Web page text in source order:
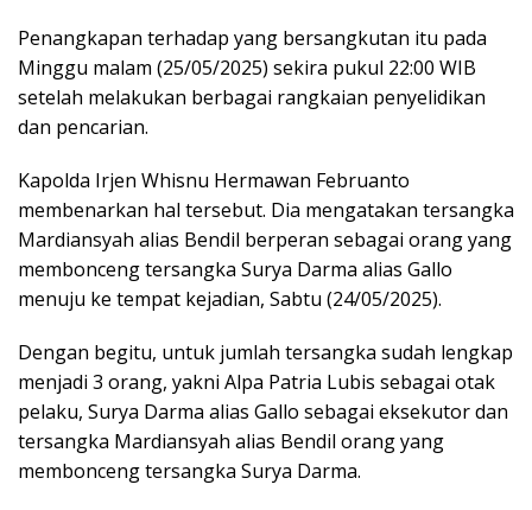
Penangkapan terhadap yang bersangkutan itu pada
Minggu malam (25/05/2025) sekira pukul 22:00 WIB
setelah melakukan berbagai rangkaian penyelidikan
dan pencarian.
Kapolda Irjen Whisnu Hermawan Februanto
membenarkan hal tersebut. Dia mengatakan tersangka
Mardiansyah alias Bendil berperan sebagai orang yang
membonceng tersangka Surya Darma alias Gallo
menuju ke tempat kejadian, Sabtu (24/05/2025).
Dengan begitu, untuk jumlah tersangka sudah lengkap
menjadi 3 orang, yakni Alpa Patria Lubis sebagai otak
pelaku, Surya Darma alias Gallo sebagai eksekutor dan
tersangka Mardiansyah alias Bendil orang yang
membonceng tersangka Surya Darma.